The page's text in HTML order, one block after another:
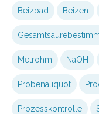
Beizbad Beizen
Metrohm NaOH
Probenaliquot
Prozesskontrolle